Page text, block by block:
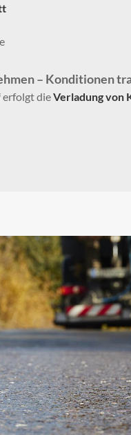
– Konditionen
erfolgt dieVerladung von